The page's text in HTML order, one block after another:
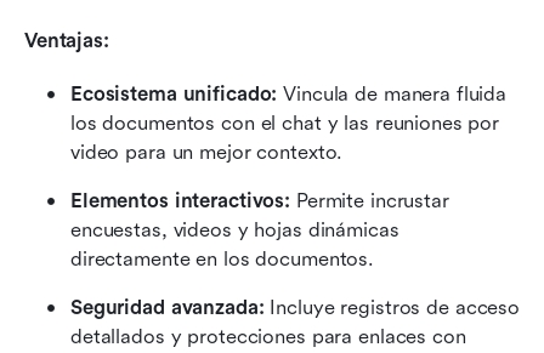
Ventajas:
Ecosistema unificado: Vincula de manera fluida
los documentos con el chat y las reuniones por
video para un mejor contexto.
Elementos interactivos: Permite incrustar
encuestas, videos y hojas dinámicas
directamente en los documentos.
Seguridad avanzada: Incluye registros de acceso
detallados y protecciones para enlaces con